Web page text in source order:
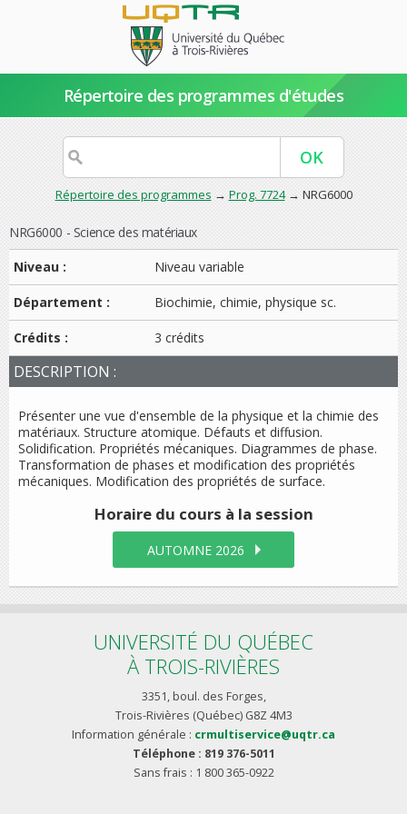
Répertoire des programmes d'études
Répertoire des programmes → Prog. 7724→ NRG6000
NRG6000 - Science des matériaux
Niveau :
Niveau variable
Département : Biochimie, chimie, physique sc.
Crédits : 3 crédits
DESCRIPTION :
Présenter une vue d'ensemble de la physique et la chimie des
matériaux. Structure atomique. Défauts et diffusion.
Solidification. Propriétés mécaniques. Diagrammes de phase.
Transformation de phases et modification des propriétés
mécaniques. Modification des propriétés de surface.
Horaire du cours à la session
AUTOMNE 2026
UNIVERSITÉ DU QUÉBEC
À TROIS-RIVIÈRES
3351, boul. des Forges,
Trois-Rivières (Québec) G8Z 4M3
Information générale : crmultiservice@uqtr.ca
Téléphone : 819 376-5011
Sans frais : 1 800 365-0922